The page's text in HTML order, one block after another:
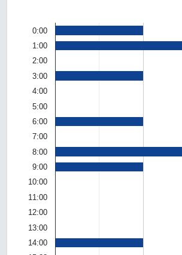
0:00
1:00
2:00
3:00
4:00
5:00
6:00
7:00
8:00
9:00
10:00
11:00
12:00
13:00
14:00